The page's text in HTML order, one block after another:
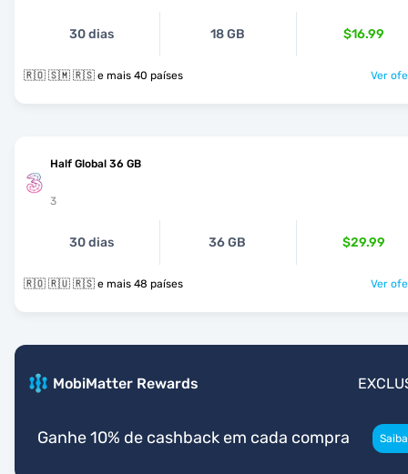
30 dias 18 GB $16.99
🇷🇴 🇸🇲 🇷🇸 e mais 40 países Ver
Half Global 36 GB
3
30 dias 36 GB $29.99
🇷🇴 🇷🇺 🇷🇸 e mais 48 países Ver
MobiMatter Rewards
Ganhe 10% de cashback em cada compra